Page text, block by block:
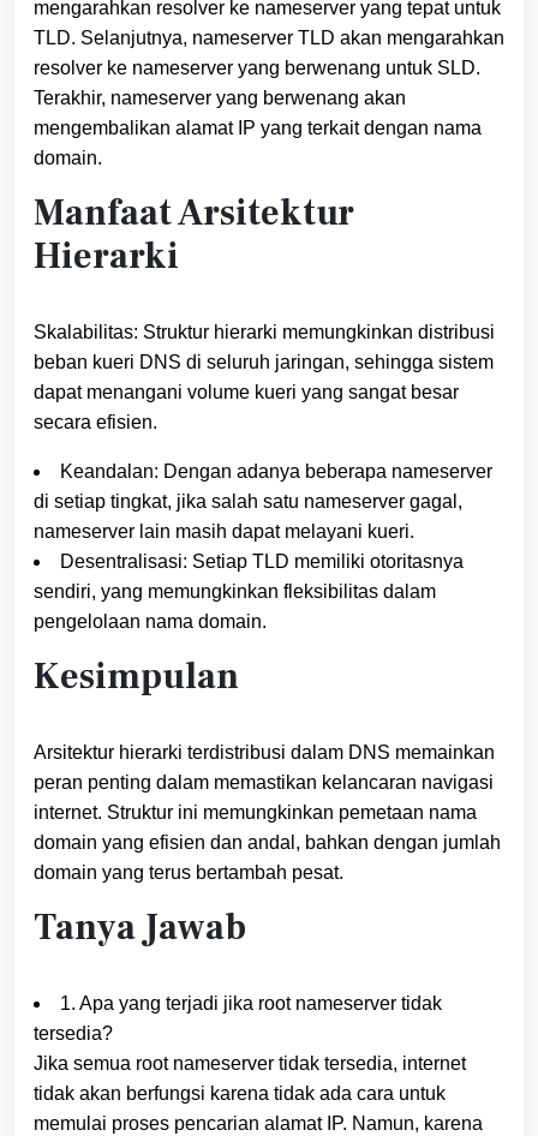
mengarahkan resolver ke nameserver yang tepat untuk
TLD. Selanjutnya, nameserver TLD akan mengarahkan
resolver ke nameserver yang berwenang untuk SLD.
Terakhir, nameserver yang berwenang akan
mengembalikan alamat IP yang terkait dengan nama
domain.
Manfaat Arsitektur
Hierarki
Skalabilitas: Struktur hierarki memungkinkan distribusi
beban kueri DNS di seluruh jaringan, sehingga sistem
dapat menangani volume kueri yang sangat besar
secara efisien.
Keandalan: Dengan adanya beberapa nameserver
di setiap tingkat, jika salah satu nameserver gagal,
nameserver lain masih dapat melayani kueri.
Desentralisasi: Setiap TLD memiliki otoritasnya
sendiri, yang memungkinkan fleksibilitas dalam
pengelolaan nama domain.
Kesimpulan
Arsitektur hierarki terdistribusi dalam DNS memainkan
peran penting dalam memastikan kelancaran navigasi
internet. Struktur ini memungkinkan pemetaan nama
domain yang efisien dan andal, bahkan dengan jumlah
domain yang terus bertambah pesat.
Tanya Jawab
1. Apa yang terjadi jika root nameserver tidak
tersedia?
Jika semua root nameserver tidak tersedia, internet
tidak akan berfungsi karena tidak ada cara untuk
memulai proses pencarian alamat IP. Namun, karena